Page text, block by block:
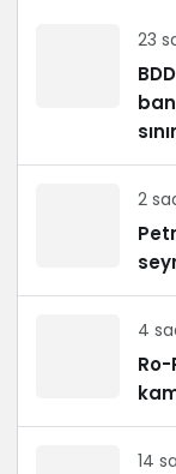
Gündüz modunu seçin.
Gece modunu seçin.
Sistem modunu seçin.
23
2
4
14